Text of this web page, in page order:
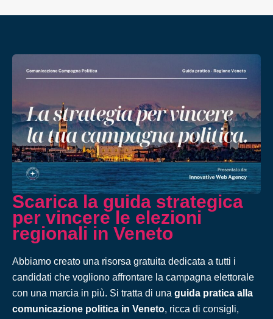
Scarica la guida strategica
per vincere le elezioni
regionali in Veneto
Abbiamo creato una risorsa gratuita dedicata a tutti i
candidati che vogliono affrontare la campagna elettorale
con una marcia in più. Si tratta di una guida pratica alla
comunicazione politica in Veneto, ricca di consigli,